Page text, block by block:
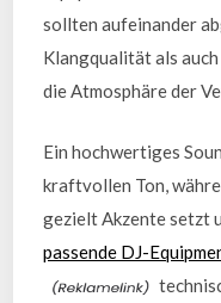
sollten aufeinander
Klangqualität als
die Atmosphäre der
Ein hochwertiges
kraftvollen Ton,
gezielt Akzente setzt
passende DJ-